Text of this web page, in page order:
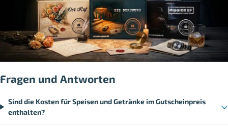
Fragen und Antworten
Sind die Kosten für Speisen und Getränke im Gutscheinpreis
enthalten?